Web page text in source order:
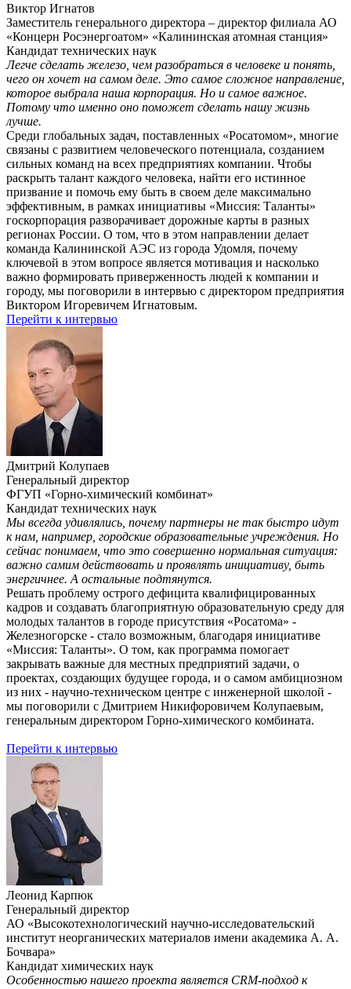
Виктор Игнатов
Заместитель генерального директора – директор филиала АО
«Концерн Росэнергоатом» «Калининская атомная станция»
Кандидат технических наук
Легче сделать железо, чем разобраться в человеке и понять,
чего он хочет на самом деле. Это самое сложное направление,
которое выбрала наша корпорация. Но и самое важное.
Потому что именно оно поможет сделать нашу жизнь
лучше.
Среди глобальных задач, поставленных «Росатомом», многие
связаны с развитием человеческого потенциала, созданием
сильных команд на всех предприятиях компании. Чтобы
раскрыть талант каждого человека, найти его истинное
призвание и помочь ему быть в своем деле максимально
эффективным, в рамках инициативы «Миссия: Таланты»
госкорпорация разворачивает дорожные карты в разных
регионах России. О том, что в этом направлении делает
команда Калининской АЭС из города Удомля, почему
ключевой в этом вопросе является мотивация и насколько
важно формировать приверженность людей к компании и
городу, мы поговорили в интервью с директором предприятия
Виктором Игоревичем Игнатовым.
Перейти к интервью
Дмитрий Колупаев
Генеральный директор
ФГУП «Горно-химический комбинат»
Кандидат технических наук
Мы всегда удивлялись, почему партнеры не так быстро идут
к нам, например, городские образовательные учреждения. Но
сейчас понимаем, что это совершенно нормальная ситуация:
важно самим действовать и проявлять инициативу, быть
энергичнее. А остальные подтянутся.
Решать проблему острого дефицита квалифицированных
кадров и создавать благоприятную образовательную среду для
молодых талантов в городе присутствия «Росатома» -
Железногорске - стало возможным, благодаря инициативе
«Миссия: Таланты». О том, как программа помогает
закрывать важные для местных предприятий задачи, о
проектах, создающих будущее города, и о самом амбициозном
из них - научно-техническом центре с инженерной школой -
мы поговорили с Дмитрием Никифоровичем Колупаевым,
генеральным директором Горно-химического комбината.
Перейти к интервью
Леонид Карпюк
Генеральный директор
АО «Высокотехнологический научно-исследовательский
институт неорганических материалов имени академика А. А.
Бочвара»
Кандидат химических наук
Особенностью нашего проекта является CRM-подход к